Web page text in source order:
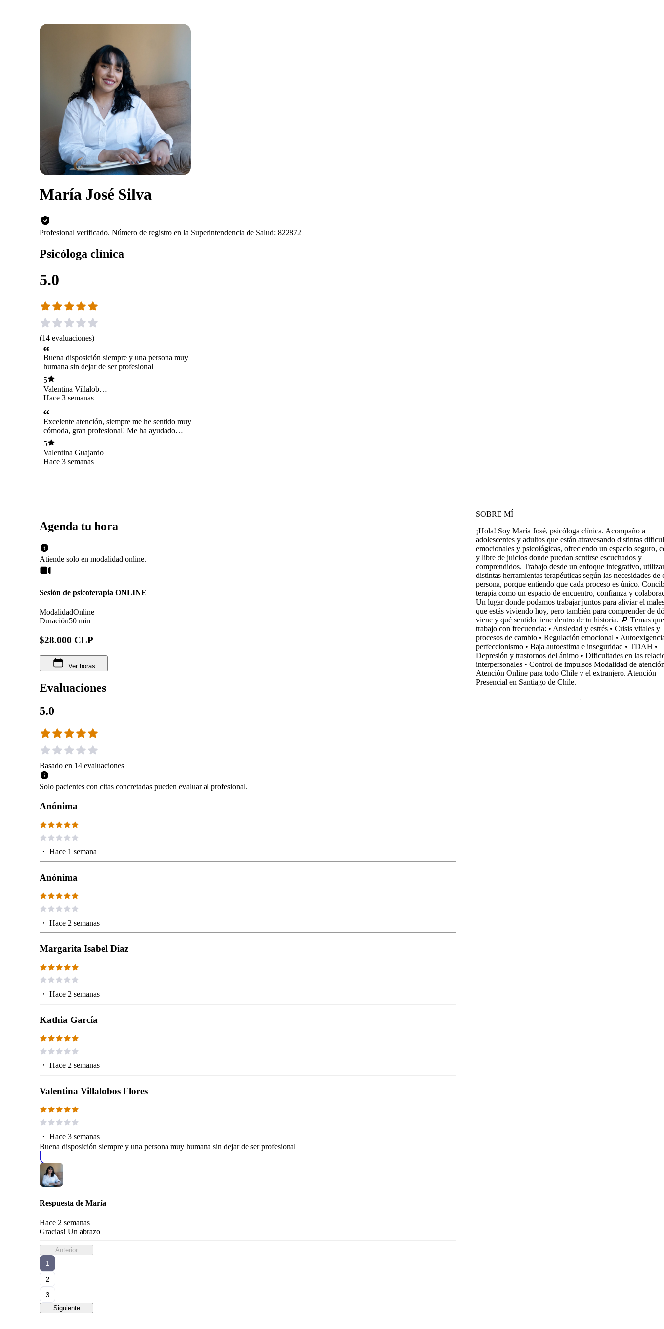
María José Silva
Profesional verificado. Número de registro en la Superintendencia de Salud: 822872
Psicóloga clínica
5.0
(14 evaluaciones)
Buena disposición siempre y una persona muy
humana sin dejar de ser profesional
5
Valentina Villalobos
Flores
Hace 3 semanas
Excelente atención, siempre me he sentido muy
cómoda, gran profesional! Me ha ayudado
mucho con mi proceso ❣️
5
Valentina Guajardo
Hace 3 semanas
Agenda tu hora
Atiende solo en modalidad online.
Sesión de psicoterapia ONLINE
ModalidadOnline
Duración50 min
$28.000 CLP
Ver horas
Evaluaciones
5.0
Basado en 14 evaluaciones
Solo pacientes con citas concretadas pueden evaluar al profesional.
Anónima
・ Hace 1 semana
Anónima
・ Hace 2 semanas
Margarita Isabel Díaz
・ Hace 2 semanas
Kathia García
・ Hace 2 semanas
Valentina Villalobos Flores
・ Hace 3 semanas
Buena disposición siempre y una persona muy humana sin dejar de ser profesional
Respuesta de María
Hace 2 semanas
Gracias! Un abrazo
Anterior
1
2
3
Siguiente
SOBRE MÍ
¡Hola! Soy María José, psicóloga clínica. Acompaño a
adolescentes y adultos que están atravesando distintas
emocionales y psicológicas, ofreciendo un espacio seguro,
y libre de juicios donde puedan sentirse escuchados y
comprendidos. Trabajo desde un enfoque integrativo,
distintas herramientas terapéuticas según las necesidades de
persona, porque entiendo que cada proceso es único.
terapia como un espacio de encuentro, confianza y
Un lugar donde podamos trabajar juntos para aliviar el
que estás viviendo hoy, pero también para comprender de
viene y qué sentido tiene dentro de tu historia. 🔎 Temas que
trabajo con frecuencia: • Ansiedad y estrés • Crisis vitales y
procesos de cambio • Regulación emocional •
perfeccionismo • Baja autoestima e inseguridad • TDAH •
Depresión y trastornos del ánimo • Dificultades en las
interpersonales • Control de impulsos Modalidad de
Atención Online para todo Chile y el extranjero. Atención
Presencial en Santiago de Chile.